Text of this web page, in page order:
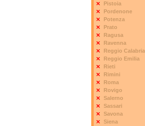
Pistoia
Pordenone
Potenza
Prato
Ragusa
Ravenna
Reggio Calabria
Reggio Emilia
Rieti
Rimini
Roma
Rovigo
Salerno
Sassari
Savona
Siena